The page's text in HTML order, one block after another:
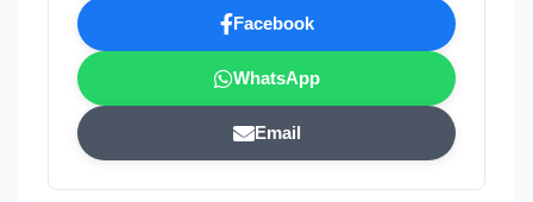
Facebook
WhatsApp
Email